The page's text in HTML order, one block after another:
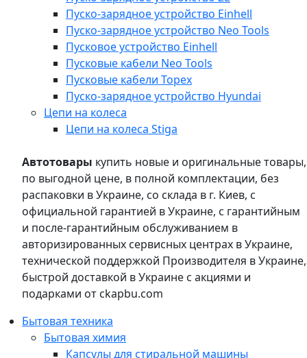
Пуско-зарядное устройство Einhell
Пуско-зарядное устройство Neo Tools
Пусковое устройство Einhell
Пусковые кабели Neo Tools
Пусковые кабели Topex
Пуско-зарядное устройство Hyundai
Цепи на колеса
Цепи на колеса Stiga
Автотовары купить новые и оригинальные товары,
по выгодной цене, в полной комплектации, без
распаковки в Украине, со склада в г. Киев, с
официальной гарантией в Украине, с гарантийным
и после-гарантийным обслуживанием в
авторизированных сервисных центрах в Украине,
технической поддержкой Производителя в Украине,
быстрой доставкой в Украине с акциями и
подарками от ckapbu.com
Бытовая техника
Бытовая химия
Капсулы для стиральной машины